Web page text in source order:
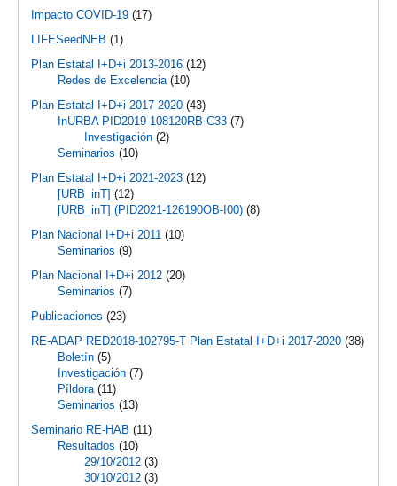
Impacto COVID-19 (17)
LIFESeedNEB (1)
Plan Estatal I+D+i 2013-2016 (12)
Redes de Excelencia(10)
Plan Estatal I+D+i 2017-2020 (43)
InURBA PID2019-108120RB-C33 (7)
Investigación (2)
Seminarios (10)
Plan Estatal I+D+i 2021-2023 (12)
[URB_inT] (12)
[URB_inT] (PID2021-126190OB-I00) (8)
Plan Nacional I+D+i 2011 (10)
Seminarios (9)
Plan Nacional I+D+i 2012 (20)
Seminarios (7)
Publicaciones (23)
RE-ADAP RED2018-102795-T Plan Estatal I+D+i 2017-2020 (38)
Boletín (5)
Investigación (7)
Píldora(11)
Seminarios (13)
Seminario RE-HAB (11)
Resultados (10)
29/10/2012 (3)
30/10/2012 (3)